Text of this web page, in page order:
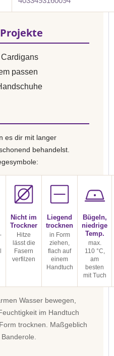
passen
es dir mit langer
behandelst.
Nicht im
Trockner
Hitze
lässt die
Fasern
verfilzen
Liegend
trocknen
in Form
ziehen,
flach auf
einem
Handtuch
Bügeln,
niedrige
Temp.
max.
110 °C,
am
besten
mit Tuch
Wasser bewegen,
im Handtuch
trocknen. Maßgeblich